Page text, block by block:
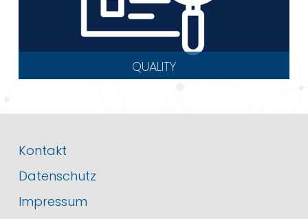
QUALITY
Kontakt
Datenschutz
Impressum